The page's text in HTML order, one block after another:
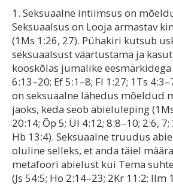
1. Seksuaalne intiimsus on
Seksuaalsus on Looja armastav
(1Ms 1:26, 27). Pühakiri kutsub
seksuaalsust väärtustama ja
kooskõlas jumalike eesmärkidega
6:13–20; Ef 5:1–8; Fl 1:27; 1Ts
on seksuaalne lähedus mõeldud
jaoks, keda seob abieluleping
20:14; Õp 5; Ül 4:12; 8:8–10; 2:6, 7;
Hb 13:4). Seksuaalne truudus
oluline selleks, et anda täiel
metafoori abielust kui Tema
(Js 54:5; Ho 2:14–23; 2Kr 11:2; Ilm